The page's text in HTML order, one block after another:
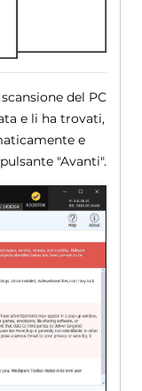
del PC
e li ha trovati,
e
"Avanti".